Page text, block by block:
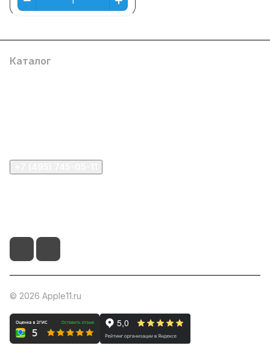
Каталог
© 2026 Apple11.ru